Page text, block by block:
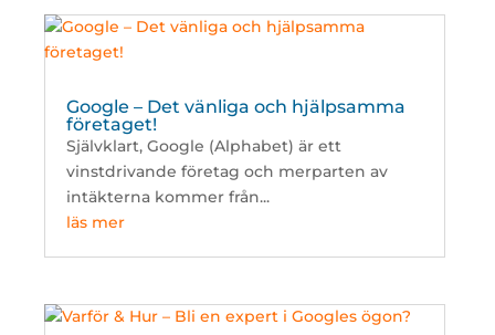
Google – Det vänliga och hjälpsamma
företaget!
Självklart, Google (Alphabet) är ett
vinstdrivande företag och merparten av
intäkterna kommer från...
läs mer